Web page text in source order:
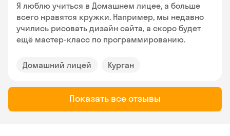
Я люблю учиться в Домашнем лицее, а больше
всего нравятся кружки. Например, мы недавно
учились рисовать дизайн сайта, а скоро будет
ещё мастер-класс по программированию.
Домашний лицей Курган
Показать все отзывы